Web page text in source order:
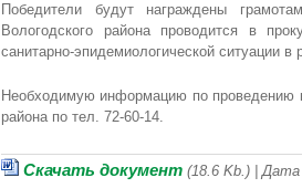
Победители будут награждены
Вологодского района проводится в
санитарно-эпидемиологической ситуации в
Необходимую информацию по проведению
района по тел. 72-60-14.
Скачать документ (18.6 Kb.) |